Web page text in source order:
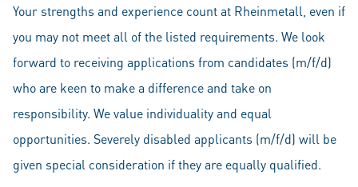
Your strengths and experience count at Rheinmetall, even if
you may not meet all of the listed requirements. We look
forward to receiving applications from candidates (m/f/d)
who are keen to make a difference and take on
responsibility. We value individuality and equal
opportunities. Severely disabled applicants (m/f/d) will be
given special consideration if they are equally qualified.